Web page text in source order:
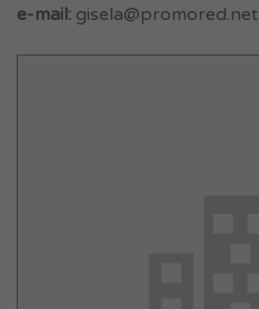
e-mail: gisela@promored.net